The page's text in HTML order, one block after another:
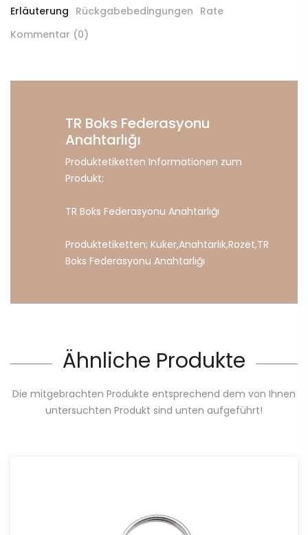
Erläuterung Rückgabebedingungen Rate
Kommentar (0)
TR Boks Federasyonu
Anahtarlığı
Produktetiketten Informationen zum
Produkt;
TR Boks Federasyonu Anahtarlığı
Produktetiketten; Kuker,Anahtarlık,Rozet,TR
Boks Federasyonu Anahtarlığı
Ähnliche Produkte
Die mitgebrachten Produkte entsprechend dem von Ihnen
untersuchten Produkt sind unten aufgeführt!